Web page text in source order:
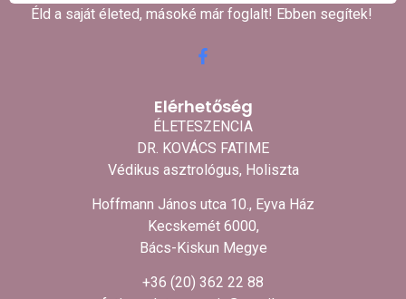
Éld a saját életed, másoké már foglalt! Ebben segítek! ​
Elérhetőség
ÉLETESZENCIA
DR. KOVÁCS FATIME
Védikus asztrológus, Holiszta
Hoffmann János utca 10., Eyva Ház
Kecskemét 6000,
Bács-Kiskun Megye
+36 (20) 362 22 88